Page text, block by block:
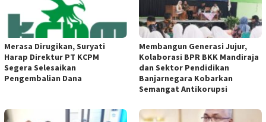
Merasa Dirugikan, Suryati
Harap Direktur PT KCPM
Segera Selesaikan
Pengembalian Dana
Membangun Generasi Jujur,
Kolaborasi BPR BKK Mandiraja
dan Sektor Pendidikan
Banjarnegara Kobarkan
Semangat Antikorupsi